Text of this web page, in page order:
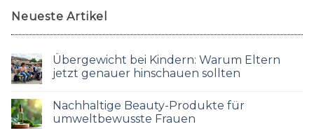
Neueste Artikel
Übergewicht bei Kindern: Warum Eltern
jetzt genauer hinschauen sollten
Nachhaltige Beauty-Produkte für
umweltbewusste Frauen